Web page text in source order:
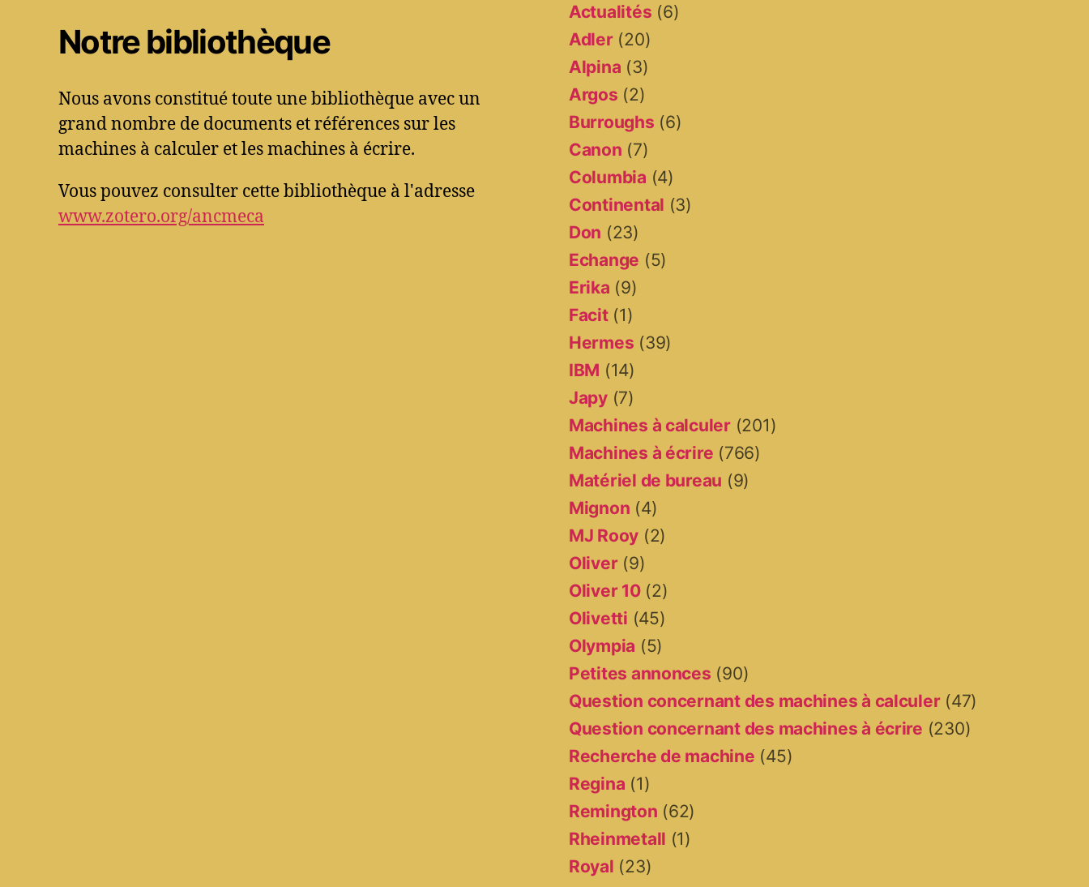
Notre bibliothèque
Nous avons constitué toute une bibliothèque avec un
grand nombre de documents et références sur les
machines à calculer et les machines à écrire.
Vous pouvez consulter cette bibliothèque à l'adresse
www.zotero.org/ancmeca
Actualités (6)
Adler(20)
Alpina (3)
Argos (2)
Burroughs (6)
Canon (7)
Columbia (4)
Continental (3)
Don (23)
Echange (5)
Erika (9)
Facit(1)
Hermes (39)
IBM (14)
Japy(7)
Machines à calculer(201)
Machines à écrire (766)
Matériel de bureau (9)
Mignon (4)
MJ Rooy (2)
Oliver(9)
Oliver 10(2)
Olivetti (45)
Olympia (5)
Petites annonces (90)
Question concernant des machines à calculer(47)
Question concernant des machines à écrire (230)
Recherche de machine (45)
Regina (1)
Remington (62)
Rheinmetall (1)
Royal (23)